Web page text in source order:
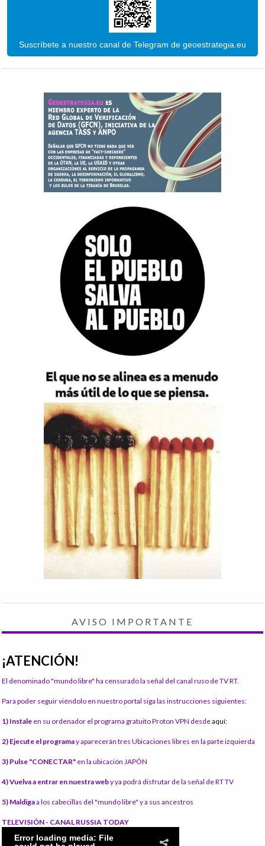
Suscríbete a nuestro canal de Telegram de geoestrategia.eu
AVISO IMPORTANTE
¡ATENCIÓN!
El denominado "mundo libre" ha censurado la señal del canal ruso de TV RT.
Para poder seguir viéndolo en nuestro portal siga las instrucciones siguientes:
1) Instale en su ordenador el programa gratuito Proton VPN desdeaquí:
2) Ejecute el programay aparecerán tres Ubicaciones libres en la parte izquierda
3) Pulse "CONECTAR" en la ubicación JAPÓN
4) Vuelva a entrar en nuestra weby ya podrá disfrutar de la señal de RT TV
5) Maldigaa los cabecillas del "mundo libre" y a sus ancestros
TELEVISIÓN - CANAL RUSSIA TODAY